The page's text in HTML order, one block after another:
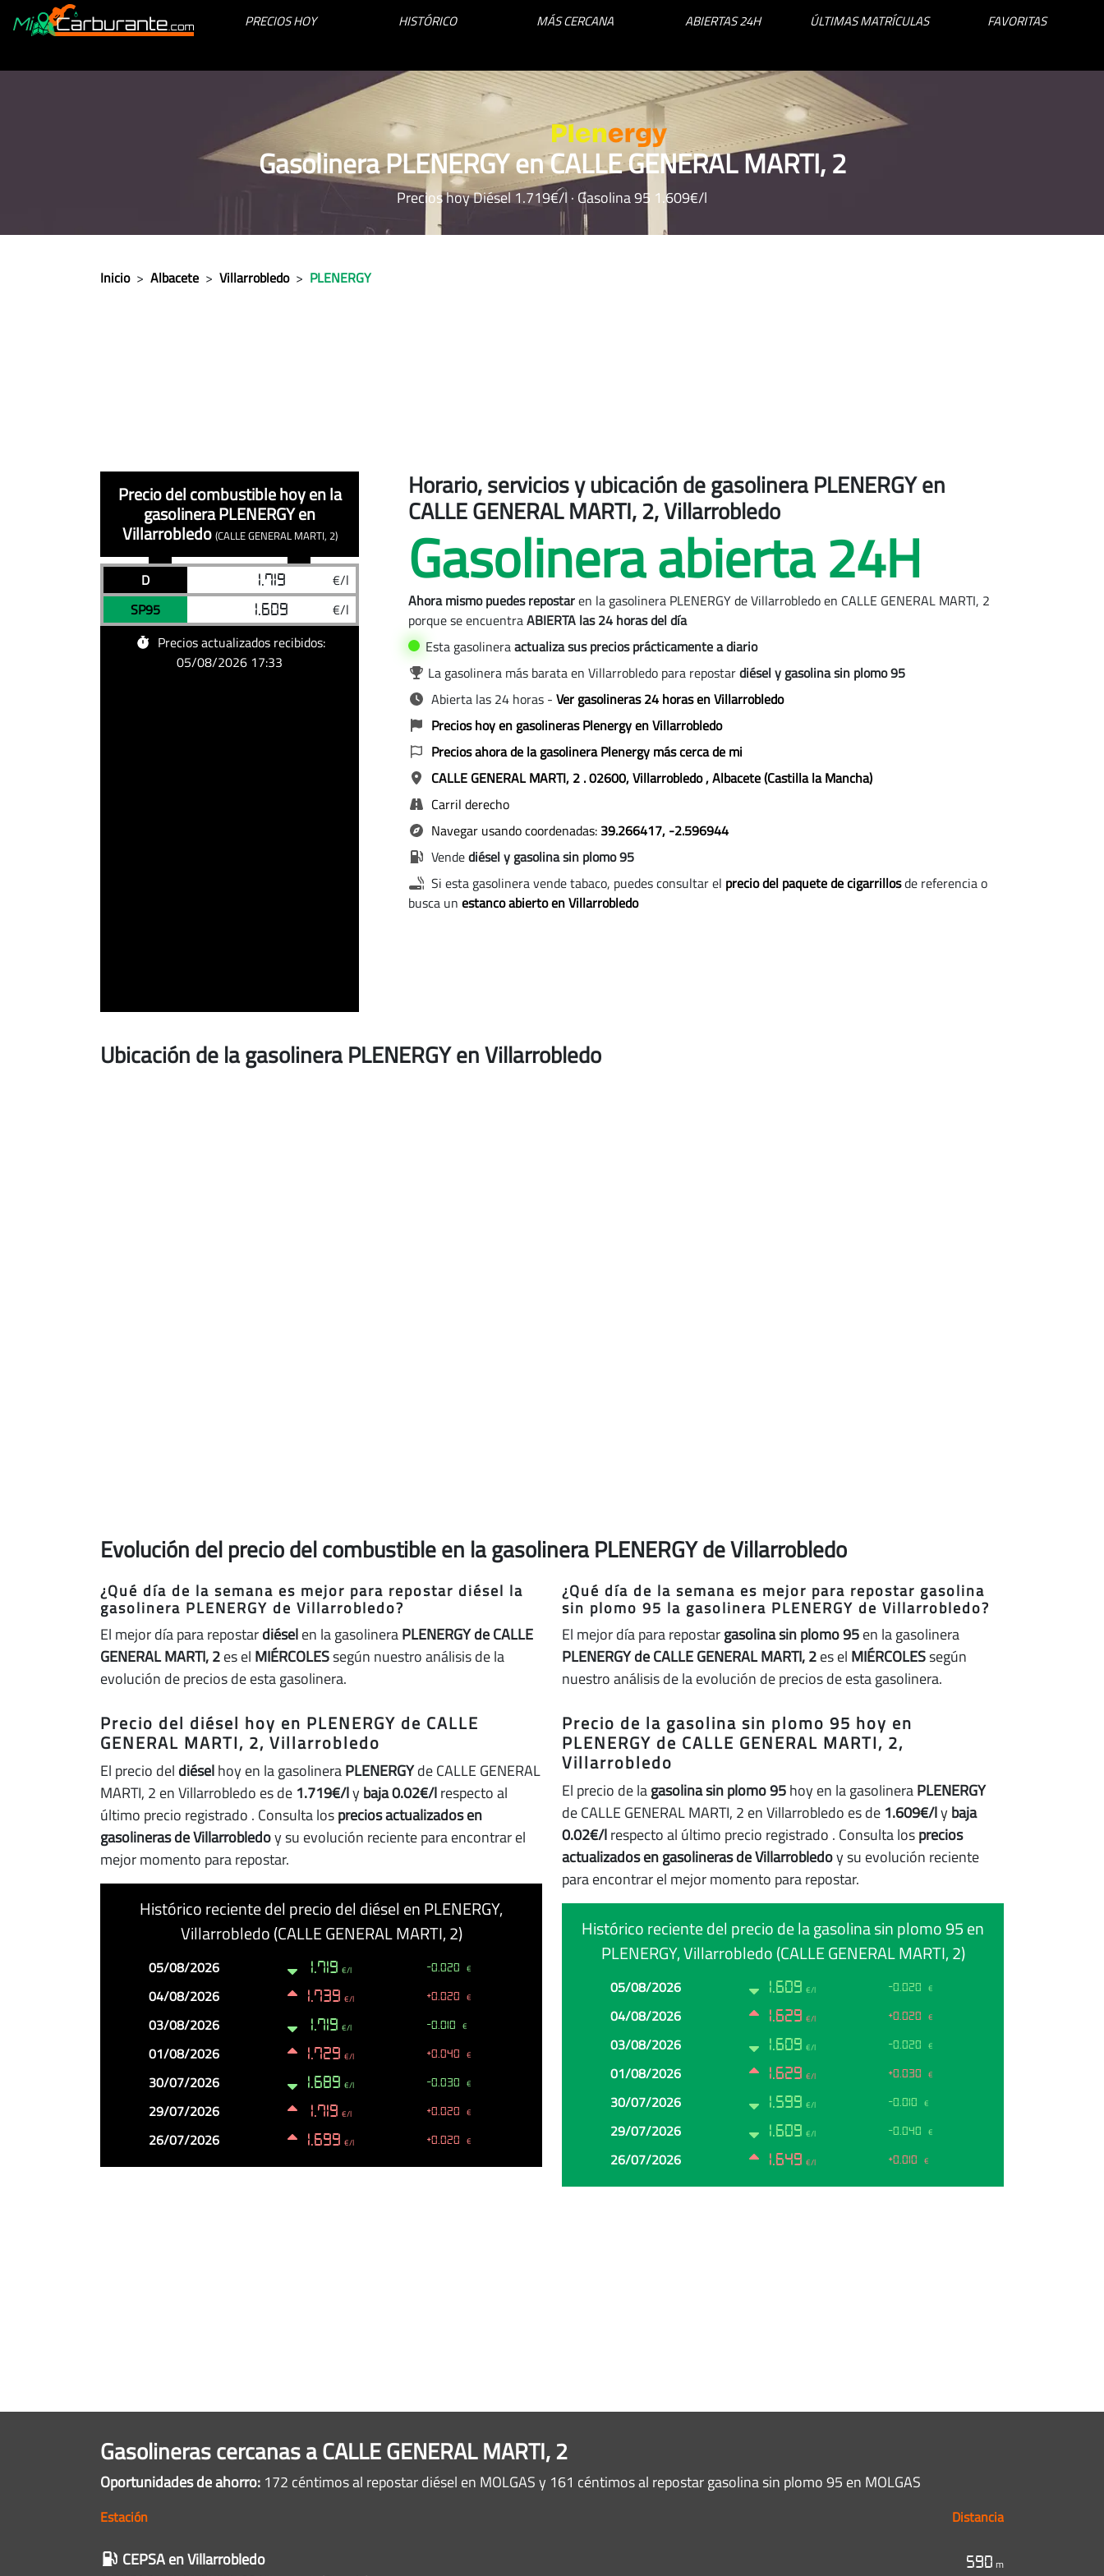
PRECIOS HOY HISTÓRICO MÁS CERCANA ABIERTAS 24H ÚLTIMAS MATRÍCULAS FAVORITAS
Gasolinera PLENERGY en CALLE GENERAL MARTI, 2
Precios hoy Diésel 1.719€/l · Gasolina 95 1.609€/l
Inicio > Albacete > Villarrobledo > PLENERGY
Precio del combustible hoy en la
gasolinera PLENERGYen
Villarrobledo (CALLE GENERAL MARTI, 2)
Precios
actualizados
la
gasolinera
Combustible
Precios
actualizados
DPrecio diésel hoy en PLENERGY, Villarrobledo
1.719 €/l
05/08/2026
SP95Precio gasolina sin plomo 95 hoy en PLENERGY, Villarrobledo
1.609 €/l
05/08/2026
Precios actualizados recibidos:
05/08/2026 17:33
Horario, servicios y ubicación de gasolinera PLENERGYen
CALLE GENERAL MARTI, 2, Villarrobledo
Gasolinera abierta 24H
Ahora mismo puedes repostaren la gasolinera PLENERGY deVillarrobledoen CALLE GENERAL MARTI, 2
porque se encuentraABIERTA las 24 horas del día
Esta gasolineraactualiza sus preciosprácticamente a diario
La gasolinera más barata en Villarrobledo para repostardiésel y gasolina sin plomo 95
Abierta las 24 horas - Ver gasolineras 24 horas en Villarrobledo
Precios hoy en gasolineras Plenergy en Villarrobledo
Precios ahora de la gasolinera Plenergy más cerca de mi
CALLE GENERAL MARTI, 2 . 02600, Villarrobledo, Albacete (Castilla la Mancha)
Carril derecho
Navegar usando coordenadas: 39.266417, -2.596944
Vendediésel y gasolina sin plomo 95
Si esta gasolinera vende tabaco, puedes consultar el precio del paquete de cigarrillosde referencia o
busca un estanco abierto en Villarrobledo
Ubicación de la gasolinera PLENERGY en Villarrobledo
Evolución del precio del combustible en la gasolinera PLENERGY de Villarrobledo
¿Qué día de la semana es mejor para repostar diésel la
gasolinera PLENERGY de Villarrobledo?
El mejor día para repostardiéselen la gasolineraPLENERGY de CALLE
GENERAL MARTI, 2es el MIÉRCOLESsegún nuestro análisis de la
evolución de precios de esta gasolinera.
Precio del diésel hoy en PLENERGY de CALLE
GENERAL MARTI, 2, Villarrobledo
El precio del diéselhoy en la gasolineraPLENERGYde CALLE GENERAL
MARTI, 2 en Villarrobledo es de 1.719€/lybaja 0.02€/lrespecto al
último precio registrado . Consulta losprecios actualizados en
gasolineras de Villarrobledoy su evolución reciente para encontrar el
mejor momento para repostar.
Histórico reciente del precio del diésel en PLENERGY,
Villarrobledo (CALLE GENERAL MARTI, 2)
PrecioCambio
05/08/2026 1.719 €/l -0.020 €
04/08/2026 1.739 €/l +0.020 €
03/08/2026 1.719 €/l -0.010 €
01/08/2026 1.729 €/l +0.040 €
30/07/2026 1.689 €/l -0.030 €
29/07/2026 1.719 €/l +0.020 €
26/07/2026 1.699 €/l +0.020 €
¿Qué día de la semana es mejor para repostar gasolina
sin plomo 95 la gasolinera PLENERGY de Villarrobledo?
El mejor día para repostargasolina sin plomo 95en la gasolinera
PLENERGY de CALLE GENERAL MARTI, 2es el MIÉRCOLESsegún
nuestro análisis de la evolución de precios de esta gasolinera.
Precio de la gasolina sin plomo 95 hoy en
PLENERGY de CALLE GENERAL MARTI, 2,
Villarrobledo
El precio de lagasolina sin plomo 95hoy en la gasolineraPLENERGY
de CALLE GENERAL MARTI, 2 en Villarrobledo es de 1.609€/lybaja
0.02€/lrespecto al último precio registrado . Consulta losprecios
actualizados en gasolineras de Villarrobledoy su evolución reciente
para encontrar el mejor momento para repostar.
Histórico reciente del precio de la gasolina sin plomo 95 en
PLENERGY, Villarrobledo (CALLE GENERAL MARTI, 2)
PrecioCambio
05/08/2026 1.609 €/l -0.020 €
04/08/2026 1.629 €/l +0.020 €
03/08/2026 1.609 €/l -0.020 €
01/08/2026 1.629 €/l +0.030 €
30/07/2026 1.599 €/l -0.010 €
29/07/2026 1.609 €/l -0.040 €
26/07/2026 1.649 €/l +0.010 €
Gasolineras cercanas a CALLE GENERAL MARTI, 2
Oportunidades de ahorro: 172 céntimos al repostar diésel en MOLGAS y 161 céntimos al repostar gasolina sin plomo 95 en MOLGAS
Gasolineras
Estación Distancia
CEPSAen Villarrobledo 590 m